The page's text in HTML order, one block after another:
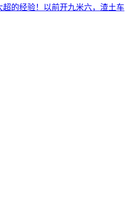
的经验！以前开九米六，渣土车